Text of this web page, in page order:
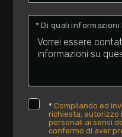
* Di quali informazioni
*Compilando ed
richiesta, autorizzo
personali ai sensi
confermo di aver